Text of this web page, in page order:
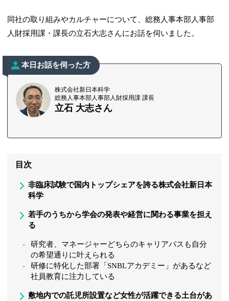
同社の取り組みやカルチャーについて、総務人事本部人事部
人財採用課・課長の立石大志さんにお話を伺いました。
本日お話を伺った方
株式会社新日本科学
総務人事本部人事部人財採用課 課長
立石 大志さん
目次
非臨床試験で国内トップシェアを誇る株式会社新日本
科学
若手のうちから学会の発表や経営に関わる事業を担え
る
研究者、マネージャーどちらのキャリアパスも自分
の希望通りに叶えられる
研修に特化した部署「SNBLアカデミー」があるなど
社員教育に注力している
敷地内での託児所設置など女性が活躍できる土台があ